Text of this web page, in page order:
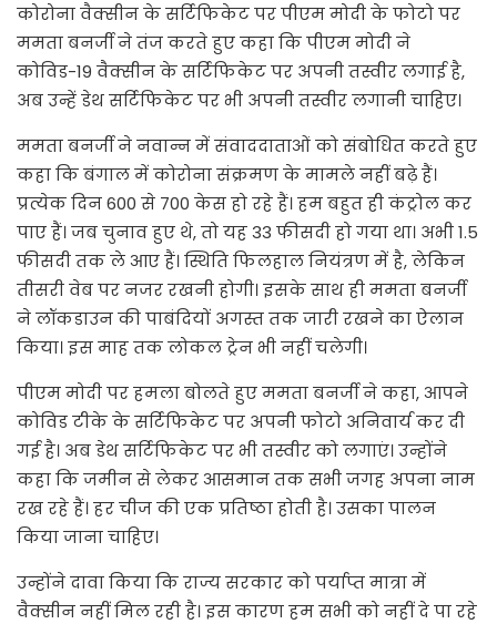
कोरोना वैक्सीन के सर्टिफिकेट पर पीएम मोदी के फोटो पर
ममता बनर्जी ने तंज करते हुए कहा कि पीएम मोदी ने
कोविड-19 वैक्सीन के सर्टिफिकेट पर अपनी तस्वीर लगाई है,
अब उन्हें डेथ सर्टिफिकेट पर भी अपनी तस्वीर लगानी चाहिए।
ममता बनर्जी ने नवान्न में संवाददाताओं को संबोधित करते हुए
कहा कि बंगाल में कोरोना संक्रमण के मामले नहीं बढ़े हैं।
प्रत्येक दिन 600 से 700 केस हो रहे हैं। हम बहुत ही कंट्रोल कर
पाए हैं। जब चुनाव हुए थे, तो यह 33 फीसदी हो गया था। अभी 1.5
फीसदी तक ले आए हैं। स्थिति फिलहाल नियंत्रण में है, लेकिन
तीसरी वेब पर नजर रखनी होगी। इसके साथ ही ममता बनर्जी
ने लॉकडाउन की पाबंदियों अगस्त तक जारी रखने का ऐलान
किया। इस माह तक लोकल ट्रेन भी नहीं चलेगी।
पीएम मोदी पर हमला बोलते हुए ममता बनर्जी ने कहा, आपने
कोविड टीके के सर्टिफिकेट पर अपनी फोटो अनिवार्य कर दी
गई है। अब डेथ सर्टिफिकेट पर भी तस्वीर को लगाएं। उन्होंने
कहा कि जमीन से लेकर आसमान तक सभी जगह अपना नाम
रख रहे हैं। हर चीज की एक प्रतिष्ठा होती है। उसका पालन
किया जाना चाहिए।
उन्होंने दावा किया कि राज्य सरकार को पर्याप्त मात्रा में
वैक्सीन नहीं मिल रही है। इस कारण हम सभी को नहीं दे पा रहे